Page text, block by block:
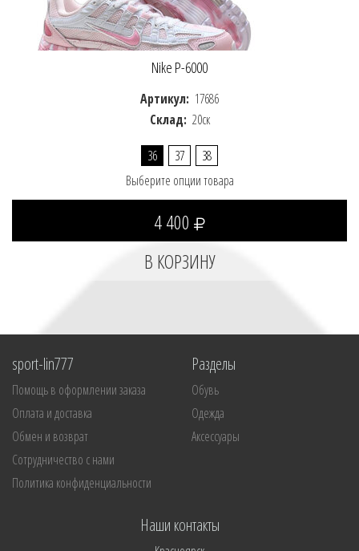
Nike P-6000
Артикул: 17686
Склад: 20ск
36 37
38
Выберите опции товара
4 400
sport-lin777
Помощь в оформлении заказа
Оплата и доставка
Обмен и возврат
Сотрудничество с нами
Политика конфиденциальности
Разделы
Обувь
Одежда
Аксессуары
Наши контакты